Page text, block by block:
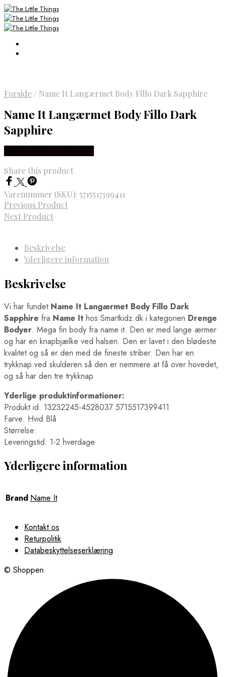
Forside / Name It Langærmet Body Fillo Dark Sapphire
Name It Langærmet Body Fillo Dark
Sapphire
Share this product
Varenummer (SKU): 5715517399411
Previous Product
Next Product
Beskrivelse
Yderligere information
Beskrivelse
Vi har fundet Name It Langærmet Body Fillo Dark
Sapphire fra Name It hos Smartkidz.dk i kategorien Drenge
Bodyer. Mega fin body fra name it. Den er med lange ærmer
og har en knapbjælke ved halsen. Den er lavet i den blødeste
kvalitet og så er den med de fineste striber. Den har en
trykknap ved skulderen så den er nemmere at få over hovedet,
og så har den tre trykknap
Yderlige produktinformationer:
Produkt id: 13232245-4528037 5715517399411
Farve: Hvid Blå
Størrelse:
Leveringstid: 1-2 hverdage
Yderligere information
Brand Name It
Kontakt os
Returpolitik
Databeskyttelseserklæring
© Shoppen